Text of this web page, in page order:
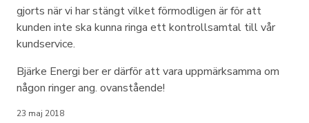
gjorts när vi har stängt vilket förmodligen är för att
kunden inte ska kunna ringa ett kontrollsamtal till vår
kundservice.
Bjärke Energi ber er därför att vara uppmärksamma om
någon ringer ang. ovanstående!
23 maj 2018